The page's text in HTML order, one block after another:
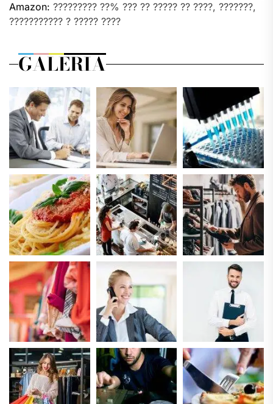
Amazon: ????????? ??% ??? ?? ????? ?? ????, ???????,
??????????? ? ????? ????
GALERIA